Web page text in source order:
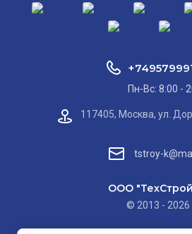
ООО
© 2013 - 2026
Пн-Вс: 8:00 -
117405, Москва, ул.
tstroy-